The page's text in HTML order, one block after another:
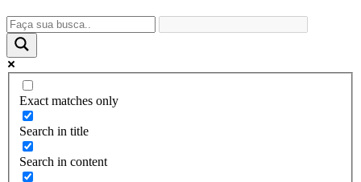
Exact matches only
Search in title
Search in content